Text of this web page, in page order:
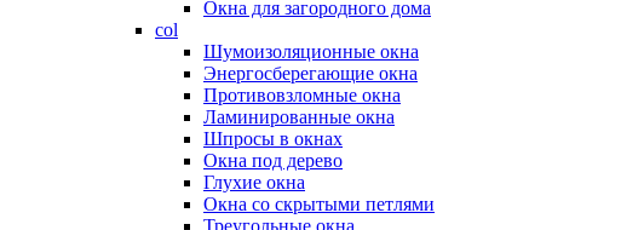
Окна для загородного дома
col
Шумоизоляционные окна
Энергосберегающие окна
Противовзломные окна
Ламинированные окна
Шпросы в окнах
Окна под дерево
Глухие окна
Окна со скрытыми петлями
Треугольные окна